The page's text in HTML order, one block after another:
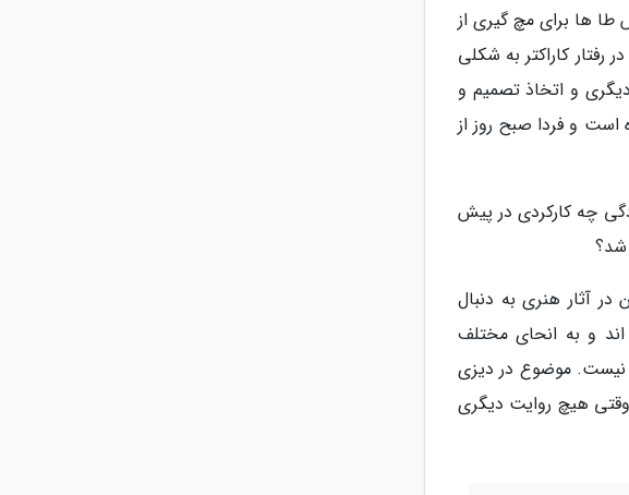
ها برای مچ گیری از
کاراکتر به شکلی
و اتخاذ تصمیم و
و فردا صبح روز از
چه کارکردی در پیش
شد؟
آثار هنری به دنبال
و به انحای مختلف
نیست. موضوع در دیزی
هیچ روایت دیگری